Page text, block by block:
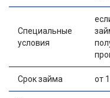
Специальные
условия
Срок займа от